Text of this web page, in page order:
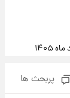
پربحث ها